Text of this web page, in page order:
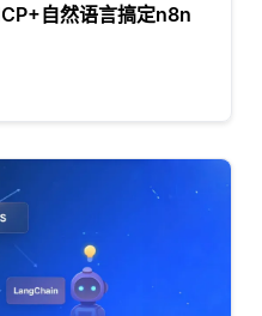
自然语言搞定n8n